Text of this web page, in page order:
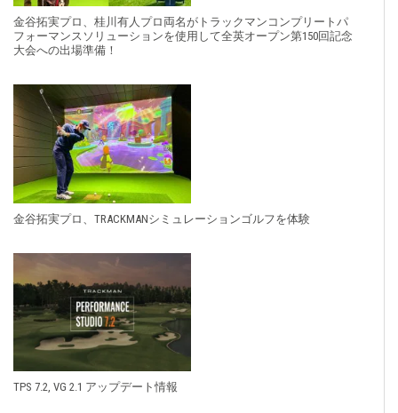
金谷拓実プロ、桂川有人プロ両名がトラックマンコンプリートパ
フォーマンスソリューションを使用して全英オープン第150回記念
大会への出場準備！
金谷拓実プロ、TRACKMANシミュレーションゴルフを体験
TPS 7.2, VG 2.1 アップデート情報